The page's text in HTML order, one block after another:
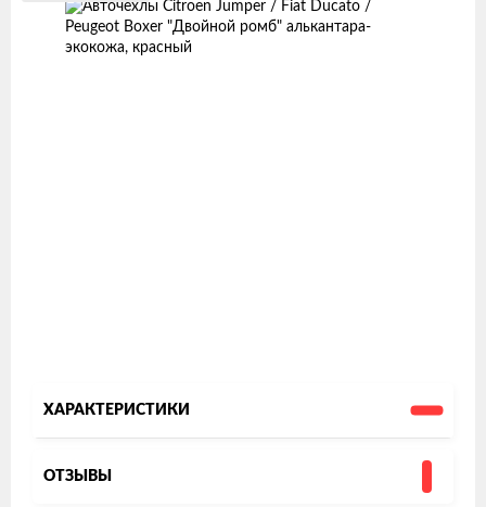
ХАРАКТЕРИСТИКИ
ОТЗЫВЫ